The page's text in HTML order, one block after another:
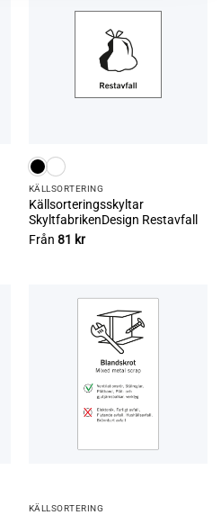
KÄLL­SORTERING
Källsorteringsskyltar
SkyltfabrikenDesign Restavfall
Från 81 kr
KÄLL­SORTERING